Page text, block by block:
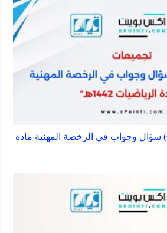
تجميعات أكثر من (600) سؤال وجواب في الرخصة المهنية مادة